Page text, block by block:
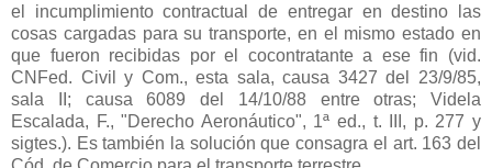
el incumplimiento contractual de entregar en destino las
cosas cargadas para su transporte, en el mismo estado en
que fueron recibidas por el cocontratante a ese fin (vid.
CNFed. Civil y Com., esta sala, causa 3427 del 23/9/85,
sala II; causa 6089 del 14/10/88 entre otras; Videla
Escalada, F., "Derecho Aeronáutico", 1ª ed., t. III, p. 277 y
sigtes.). Es también la solución que consagra el art. 163 del